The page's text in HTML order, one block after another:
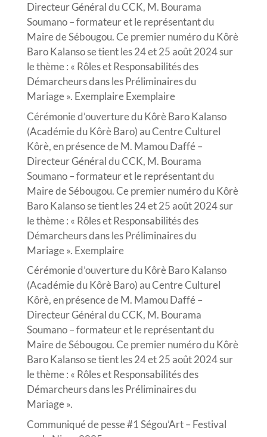
Directeur Général du CCK, M. Bourama
Soumano – formateur et le représentant du
Maire de Sébougou. Ce premier numéro du Kôrè
Baro Kalanso se tient les 24 et 25 août 2024 sur
le thème : « Rôles et Responsabilités des
Démarcheurs dans les Préliminaires du
Mariage ». Exemplaire Exemplaire
Cérémonie d’ouverture du Kôrè Baro Kalanso
(Académie du Kôrè Baro) au Centre Culturel
Kôrè, en présence de M. Mamou Daffé –
Directeur Général du CCK, M. Bourama
Soumano – formateur et le représentant du
Maire de Sébougou. Ce premier numéro du Kôrè
Baro Kalanso se tient les 24 et 25 août 2024 sur
le thème : « Rôles et Responsabilités des
Démarcheurs dans les Préliminaires du
Mariage ». Exemplaire
Cérémonie d’ouverture du Kôrè Baro Kalanso
(Académie du Kôrè Baro) au Centre Culturel
Kôrè, en présence de M. Mamou Daffé –
Directeur Général du CCK, M. Bourama
Soumano – formateur et le représentant du
Maire de Sébougou. Ce premier numéro du Kôrè
Baro Kalanso se tient les 24 et 25 août 2024 sur
le thème : « Rôles et Responsabilités des
Démarcheurs dans les Préliminaires du
Mariage ».
Communiqué de pesse #1 Ségou’Art – Festival